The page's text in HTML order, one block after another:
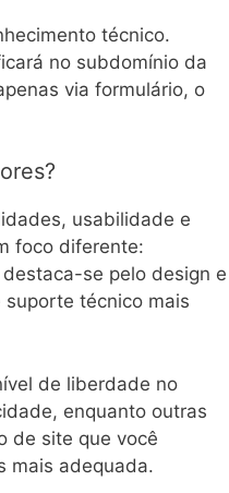
técnico.
no subdomínio da
via formulário, o
usabilidade e
foco diferente:
se pelo design e
técnico mais
de liberdade no
enquanto outras
de site que você
mais adequada.